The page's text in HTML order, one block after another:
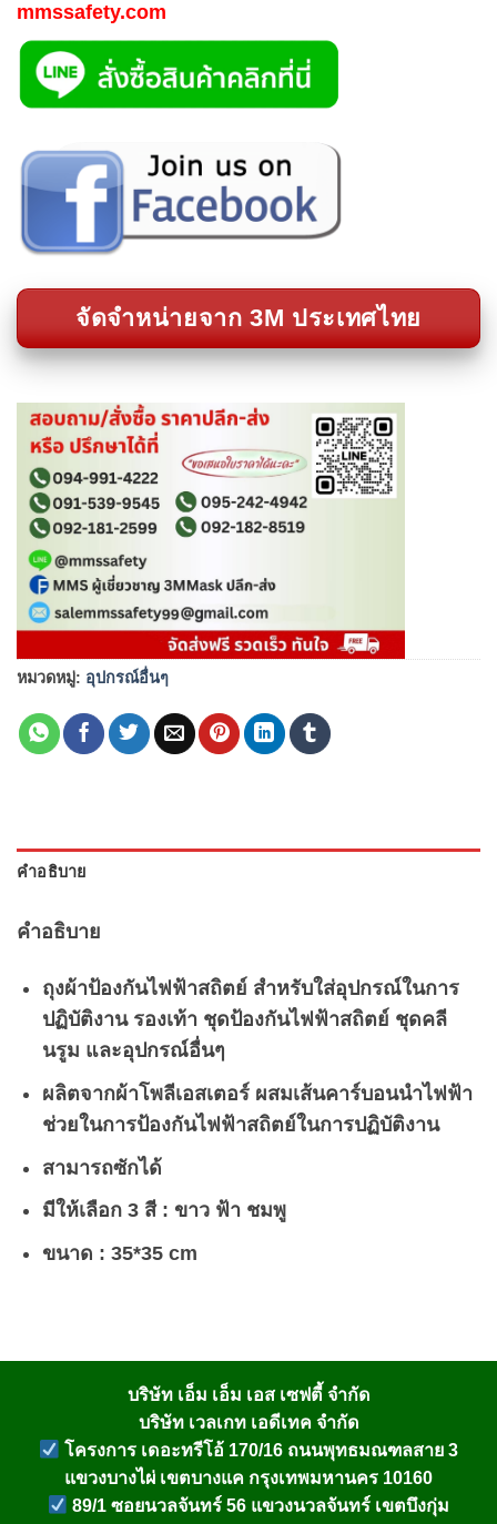
mmssafety.com
จัดจำหน่ายจาก 3M ประเทศไทย
หมวดหมู่: อุปกรณ์อื่นๆ
คำอธิบาย
คำอธิบาย
ถุงผ้าป้องกันไฟฟ้าสถิตย์ สำหรับใส่อุปกรณ์ในการ
ปฏิบัติงาน รองเท้า ชุดป้องกันไฟฟ้าสถิตย์ ชุดคลี
นรูม และอุปกรณ์อื่นๆ
ผลิตจากผ้าโพลีเอสเตอร์ ผสมเส้นคาร์บอนนำไฟฟ้า
ช่วยในการป้องกันไฟฟ้าสถิตย์ในการปฏิบัติงาน
สามารถซักได้
มีให้เลือก 3 สี : ขาว ฟ้า ชมพู
ขนาด : 35*35 cm
บริษัท เอ็ม เอ็ม เอส เซฟตี้ จำกัด
บริษัท เวลเกท เอดีเทค จำกัด
โครงการ เดอะทรีโอ้ 170/16 ถนนพุทธมณฑลสาย 3
แขวงบางไผ่ เขตบางแค กรุงเทพมหานคร 10160
89/1 ซอยนวลจันทร์ 56 แขวงนวลจันทร์ เขตบึงกุ่ม